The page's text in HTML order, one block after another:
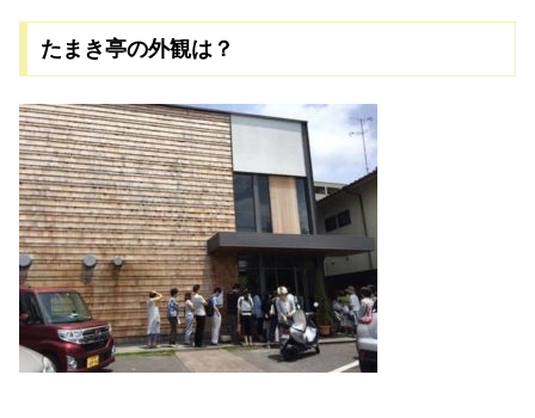
たまき亭の外観は？